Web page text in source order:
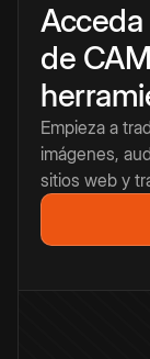
de
Empieza a
imágenes,
sitios web y